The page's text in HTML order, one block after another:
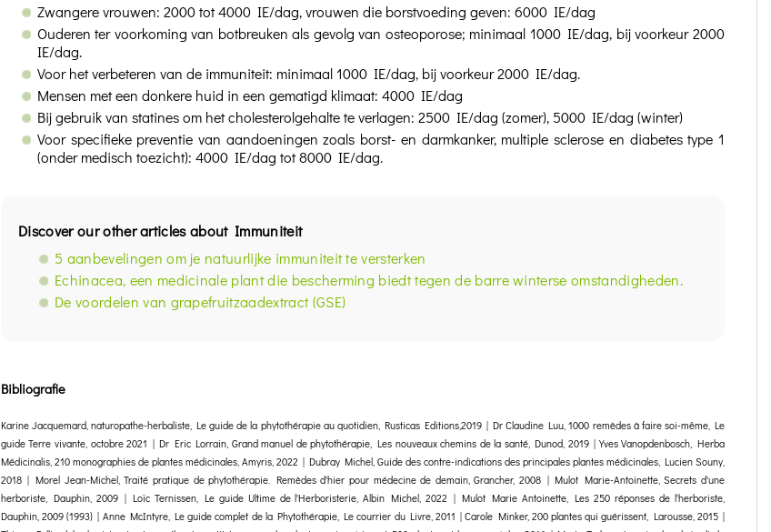
Zwangere vrouwen: 2000 tot 4000 IE/dag, vrouwen die borstvoeding geven: 6000 IE/dag
Ouderen ter voorkoming van botbreuken als gevolg van osteoporose; minimaal 1000 IE/dag, bij voorkeur 2000
IE/dag.
Voor het verbeteren van de immuniteit: minimaal 1000 IE/dag, bij voorkeur 2000 IE/dag.
Mensen met een donkere huid in een gematigd klimaat: 4000 IE/dag
Bij gebruik van statines om het cholesterolgehalte te verlagen: 2500 IE/dag (zomer), 5000 IE/dag (winter)
Voor specifieke preventie van aandoeningen zoals borst- en darmkanker, multiple sclerose en diabetes type 1
(onder medisch toezicht): 4000 IE/dag tot 8000 IE/dag.
Discover our other articles about Immuniteit
5 aanbevelingen om je natuurlijke immuniteit te versterken
Echinacea, een medicinale plant die bescherming biedt tegen de barre winterse omstandigheden.
De voordelen van grapefruitzaadextract (GSE)
Bibliografie
Karine Jacquemard, naturopathe-herbaliste, Le guide de la phytothérapie au quotidien, Rusticas Editions,2019 | Dr Claudine Luu, 1000 remèdes à faire soi-même, Le
guide Terre vivante, octobre 2021 | Dr Eric Lorrain, Grand manuel de phytothérapie, Les nouveaux chemins de la santé, Dunod, 2019 | Yves Vanopdenbosch, Herba
Médicinalis, 210 monographies de plantes médicinales, Amyris, 2022 | Dubray Michel, Guide des contre-indications des principales plantes médicinales, Lucien Souny,
2018 | Morel Jean-Michel, Traité pratique de phytothérapie. Remèdes d'hier pour médecine de demain, Grancher, 2008 | Mulot Marie-Antoinette, Secrets d'une
herboriste, Dauphin, 2009 | Loïc Ternissen, Le guide Ultime de l'Herboristerie, Albin Michel, 2022 | Mulot Marie Antoinette, Les 250 réponses de l'herboriste,
Dauphin, 2009 (1993) | Anne McIntyre, Le guide complet de la Phytothérapie, Le courrier du Livre, 2011 | Carole Minker, 200 plantes qui guérissent, Larousse, 2015 |